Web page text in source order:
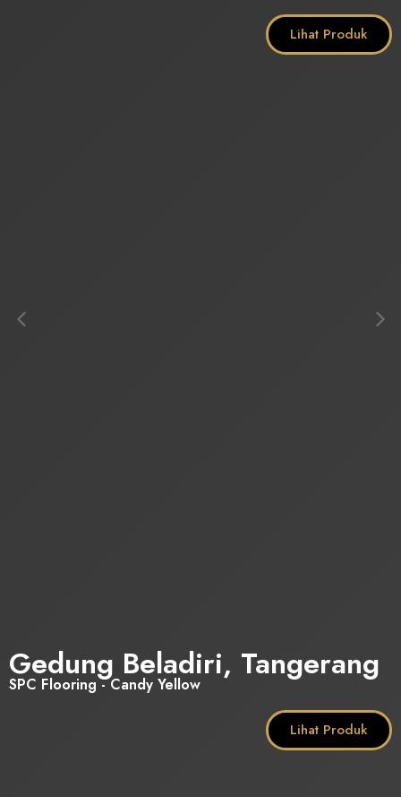
Lihat Produk
Gedung Beladiri, Tangerang
SPC Flooring - Candy Yellow
Lihat Produk